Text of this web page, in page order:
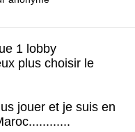
1 lobby
plus choisir le
jouer et je suis en